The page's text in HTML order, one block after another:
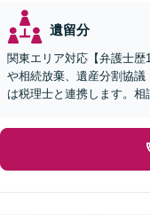
遺留分
関東エリア対応【弁護士
や相続放棄、遺産分割協
は税理士と連携します。